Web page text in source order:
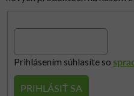
Prihlásením súhlasíte so
PRIHLÁSIŤ SA